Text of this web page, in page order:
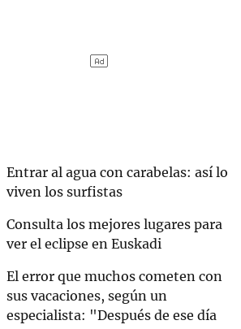
Entrar al agua con carabelas: así lo
viven los surfistas
Consulta los mejores lugares para
ver el eclipse en Euskadi
El error que muchos cometen con
sus vacaciones, según un
especialista: "Después de ese día